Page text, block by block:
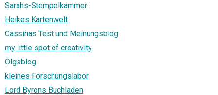
Sarahs-Stempelkammer
Heikes Kartenwelt
Cassinas Test und Meinungsblog
my little spot of creativity
Olgsblog
kleines Forschungslabor
Lord Byrons Buchladen